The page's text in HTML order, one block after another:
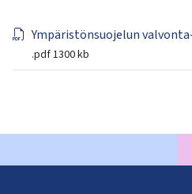
Ympäristönsuojelun
.pdf1300 kb